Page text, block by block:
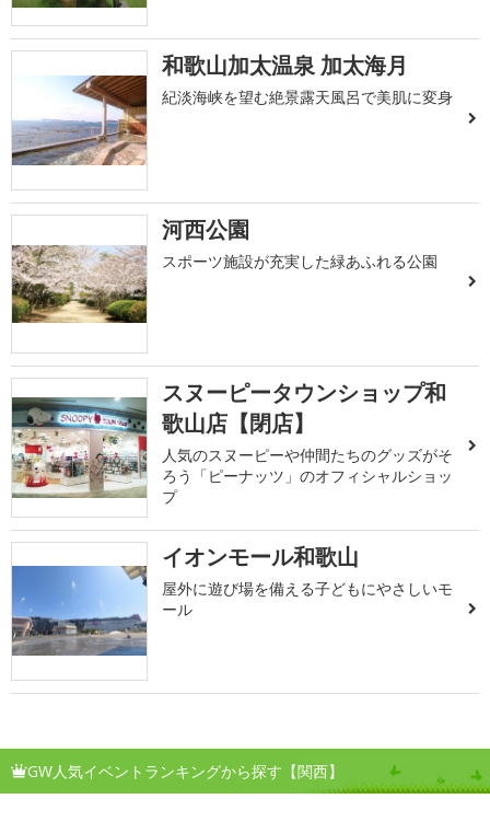
和歌山加太温泉 加太海月
紀淡海峡を望む絶景露天風呂で美肌に変身
河西公園
スポーツ施設が充実した緑あふれる公園
スヌーピータウンショップ和
歌山店【閉店】
人気のスヌーピーや仲間たちのグッズがそ
ろう「ピーナッツ」のオフィシャルショッ
プ
イオンモール和歌山
屋外に遊び場を備える子どもにやさしいモ
ール
GW人気イベントランキングから探す【関西】